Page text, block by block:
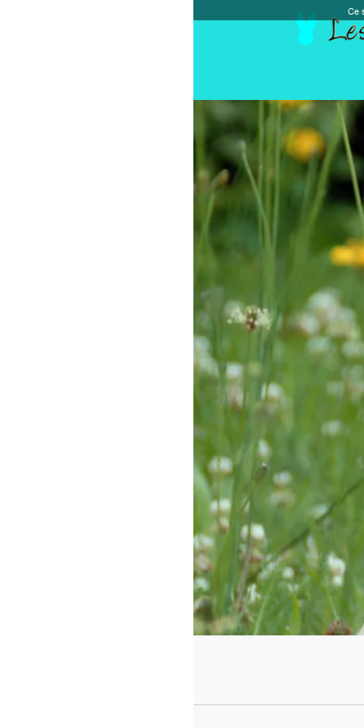
https://
Ce site et des sites tiers qu'il utilise collectent des